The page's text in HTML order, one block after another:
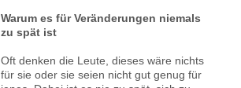
Warum es für Veränderungen niemals
zu spät ist
Oft denken die Leute, dieses wäre nichts
für sie oder sie seien nicht gut genug für